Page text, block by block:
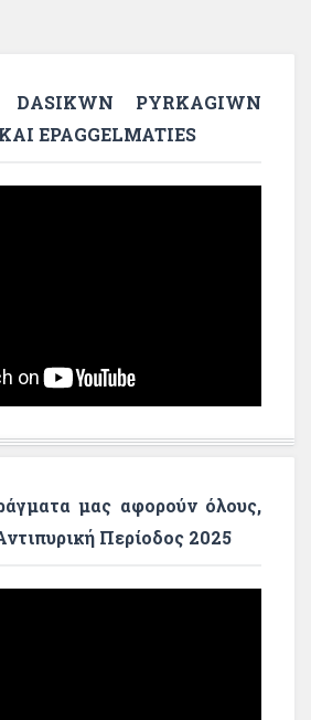
DASIKWN PYRKAGIWN
EPAGGELMATIES
μας αφορούν όλους,
Περίοδος 2025